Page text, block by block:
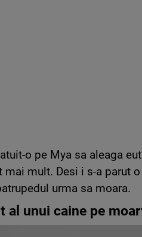
o pe Mya sa aleaga
mai mult. Desi i s-a parut
urma sa moara.
al unui caine pe